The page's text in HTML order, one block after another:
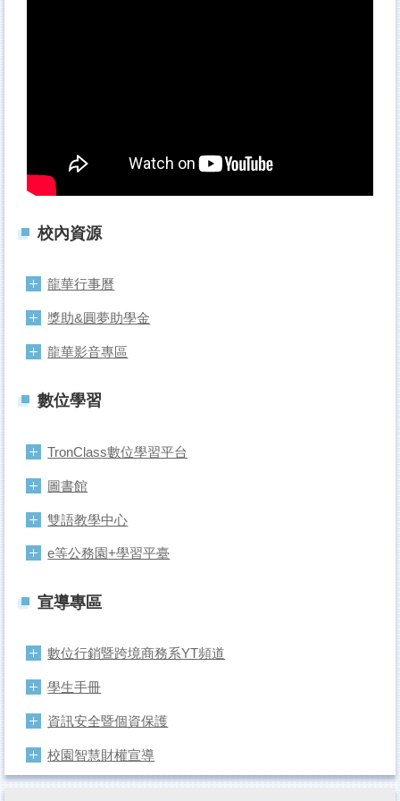
校內資源
龍華行事曆
獎助&圓夢助學金
龍華影音專區
數位學習
TronClass數位學習平台
圖書館
雙語教學中心
e等公務園+學習平臺
宣導專區
數位行銷暨跨境商務系YT頻道
學生手冊
資訊安全暨個資保護
校園智慧財權宣導